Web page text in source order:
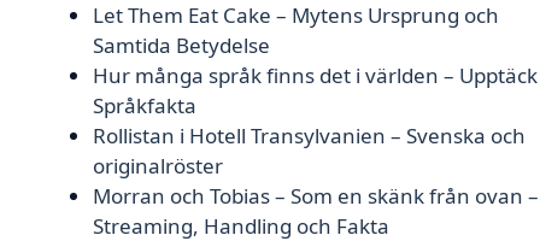
Let Them Eat Cake – Mytens Ursprung och
Samtida Betydelse
Hur många språk finns det i världen – Upptäck
Språkfakta
Rollistan i Hotell Transylvanien – Svenska och
originalröster
Morran och Tobias – Som en skänk från ovan –
Streaming, Handling och Fakta